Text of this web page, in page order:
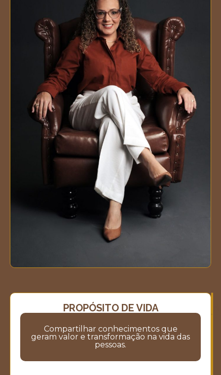
PROPÓSITO DE VIDA
Compartilhar conhecimentos que
geram valor e transformação na vida das
pessoas.